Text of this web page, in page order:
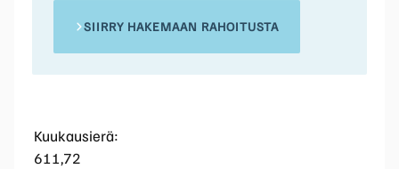
Kuukausierä:
611,72
SIIRRY HAKEMAAN RAHOITUSTA